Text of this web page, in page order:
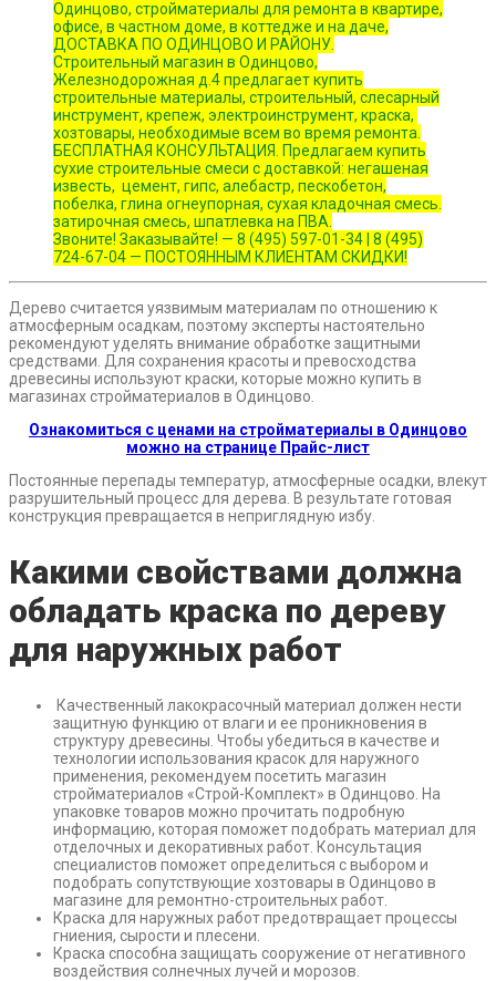
Одинцово, стройматериалы для ремонта в квартире,
офисе, в частном доме, в коттедже и на даче,
ДОСТАВКА ПО ОДИНЦОВО И РАЙОНУ.
Строительный магазин в Одинцово,
Железнодорожная д.4 предлагает купить
строительные материалы, строительный, слесарный
инструмент, крепеж, электроинструмент, краска,
хозтовары, необходимые всем во время ремонта.
БЕСПЛАТНАЯ КОНСУЛЬТАЦИЯ. Предлагаем купить
сухие строительные смеси с доставкой: негашеная
известь, цемент, гипс, алебастр, пескобетон,
побелка, глина огнеупорная, сухая кладочная смесь.
затирочная смесь, шпатлевка на ПВА.
Звоните! Заказывайте! — 8 (495) 597-01-34 | 8 (495)
724-67-04 — ПОСТОЯННЫМ КЛИЕНТАМ СКИДКИ!
Дерево считается уязвимым материалам по отношению к
атмосферным осадкам, поэтому эксперты настоятельно
рекомендуют уделять внимание обработке защитными
средствами. Для сохранения красоты и превосходства
древесины используют краски, которые можно купить в
магазинах стройматериалов в Одинцово.
Ознакомиться с ценами на стройматериалы в Одинцово
можно на странице Прайс-лист
Постоянные перепады температур, атмосферные осадки, влекут
разрушительный процесс для дерева. В результате готовая
конструкция превращается в неприглядную избу.
Какими свойствами должна
обладать краска по дереву
для наружных работ
Качественный лакокрасочный материал должен нести
защитную функцию от влаги и ее проникновения в
структуру древесины. Чтобы убедиться в качестве и
технологии использования красок для наружного
применения, рекомендуем посетить магазин
стройматериалов «Строй-Комплект» в Одинцово. На
упаковке товаров можно прочитать подробную
информацию, которая поможет подобрать материал для
отделочных и декоративных работ. Консультация
специалистов поможет определиться с выбором и
подобрать сопутствующие хозтовары в Одинцово в
магазине для ремонтно-строительных работ.
Краска для наружных работ предотвращает процессы
гниения, сырости и плесени.
Краска способна защищать сооружение от негативного
воздействия солнечных лучей и морозов.